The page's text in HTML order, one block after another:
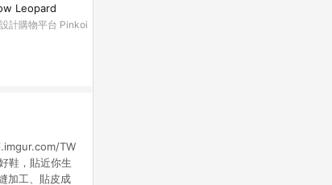
Leopard
計購物平台 Pinkoi
TW
鞋，貼近你生
加工、貼皮成